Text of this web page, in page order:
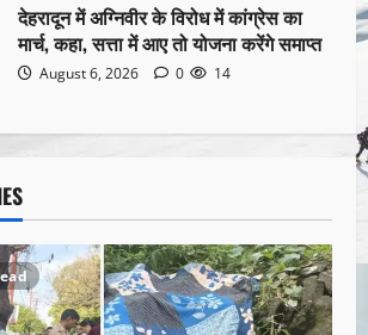
देहरादून में अग्निवीर के विरोध में कांग्रेस का
मार्च, कहा, सत्ता में आए तो योजना करेंगे समाप्त
August 6, 2026 0 14